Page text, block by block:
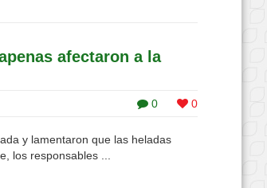
afectaron a la
0 0
y lamentaron que las heladas
los responsables ...